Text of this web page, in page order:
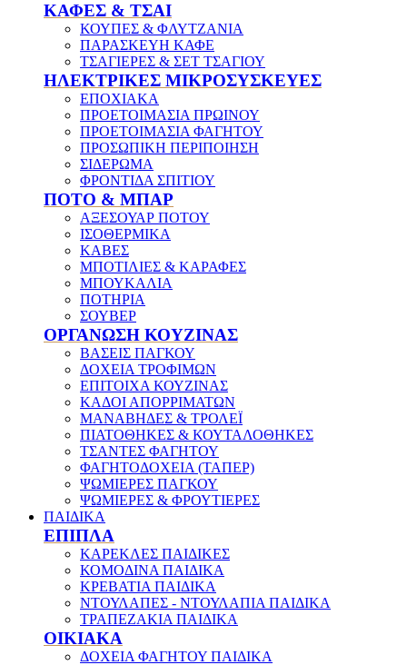
ΚΑΦΕΣ & ΤΣΑΙ
ΚΟΥΠΕΣ & ΦΛΥΤΖΑΝΙΑ
ΠΑΡΑΣΚΕΥΗ ΚΑΦΕ
ΤΣΑΓΙΕΡΕΣ & ΣΕΤ ΤΣΑΓΙΟΥ
ΗΛΕΚΤΡΙΚΕΣ ΜΙΚΡΟΣΥΣΚΕΥΕΣ
ΕΠΟΧΙΑΚΑ
ΠΡΟΕΤΟΙΜΑΣΙΑ ΠΡΩΙΝΟΥ
ΠΡΟΕΤΟΙΜΑΣΙΑ ΦΑΓΗΤΟΥ
ΠΡΟΣΩΠΙΚΗ ΠΕΡΙΠΟΙΗΣΗ
ΣΙΔΕΡΩΜΑ
ΦΡΟΝΤΙΔΑ ΣΠΙΤΙΟΥ
ΠΟΤΟ & ΜΠΑΡ
ΑΞΕΣΟΥΑΡ ΠΟΤΟΥ
ΙΣΟΘΕΡΜΙΚΑ
ΚΑΒΕΣ
ΜΠΟΤΙΛΙΕΣ & ΚΑΡΑΦΕΣ
ΜΠΟΥΚΑΛΙΑ
ΠΟΤΗΡΙΑ
ΣΟΥΒΕΡ
ΟΡΓΑΝΩΣΗ ΚΟΥΖΙΝΑΣ
ΒΑΣΕΙΣ ΠΑΓΚΟΥ
ΔΟΧΕΙΑ ΤΡΟΦΙΜΩΝ
ΕΠΙΤΟΙΧΑ ΚΟΥΖΙΝΑΣ
ΚΑΔΟΙ ΑΠΟΡΡΙΜΑΤΩΝ
ΜΑΝΑΒΗΔΕΣ & ΤΡΟΛΕΪ
ΠΙΑΤΟΘΗΚΕΣ & ΚΟΥΤΑΛΟΘΗΚΕΣ
ΤΣΑΝΤΕΣ ΦΑΓΗΤΟΥ
ΦΑΓΗΤΟΔΟΧΕΙΑ (ΤΑΠΕΡ)
ΨΩΜΙΕΡΕΣ ΠΑΓΚΟΥ
ΨΩΜΙΕΡΕΣ & ΦΡΟΥΤΙΕΡΕΣ
ΠΑΙΔΙΚΑ
ΕΠΙΠΛΑ
ΚΑΡΕΚΛΕΣ ΠΑΙΔΙΚΕΣ
ΚΟΜΟΔΙΝΑ ΠΑΙΔΙΚΑ
ΚΡΕΒΑΤΙΑ ΠΑΙΔΙΚΑ
ΝΤΟΥΛΑΠΕΣ - ΝΤΟΥΛΑΠΙΑ ΠΑΙΔΙΚΑ
ΤΡΑΠΕΖΑΚΙΑ ΠΑΙΔΙΚΑ
ΟΙΚΙΑΚΑ
ΔΟΧΕΙΑ ΦΑΓΗΤΟΥ ΠΑΙΔΙΚΑ